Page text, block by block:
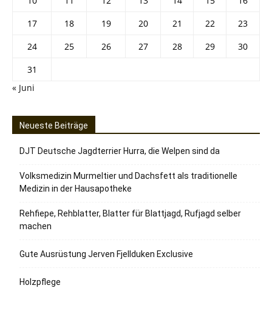
17
18 19 20 21 22
23
24
25 26 27 28 29
30
31
« Juni
Neueste Beiträge
DJT Deutsche Jagdterrier Hurra, die Welpen sind da
Volksmedizin Murmeltier und Dachsfett als traditionelle
Medizin in der Hausapotheke
Rehfiepe, Rehblatter, Blatter für Blattjagd, Rufjagd selber
machen
Gute Ausrüstung Jerven Fjellduken Exclusive
Holzpflege